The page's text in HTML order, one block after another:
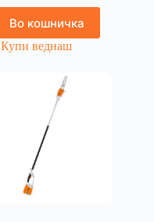
Во кошничка
Купи веднаш